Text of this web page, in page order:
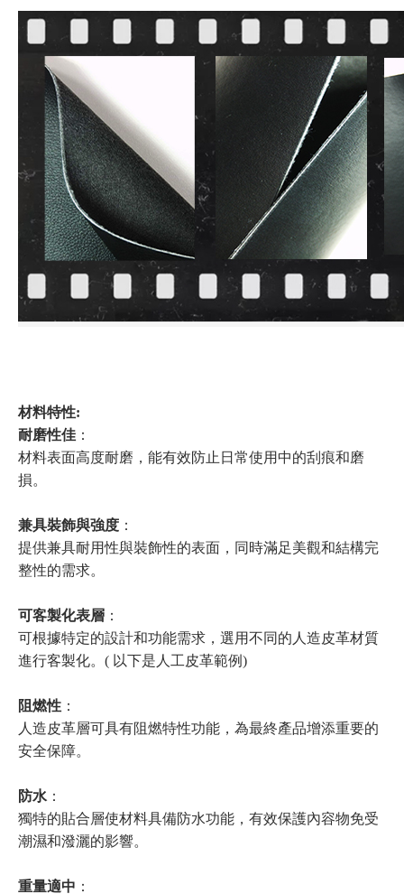
材料特性:
耐磨性佳 ：
材料表面高度耐磨，能有效防止日常使用中的刮痕和磨
損。
兼具裝飾與強度 ：
提供兼具耐用性與裝飾性的表面，同時滿足美觀和結構完
整性的需求。
可客製化表層 ：
可根據特定的設計和功能需求，選用不同的人造皮革材質
進行客製化。( 以下是人工皮革範例)
阻燃性 ：
人造皮革層可具有阻燃特性功能，為最終產品增添重要的
安全保障。
防水 ：
獨特的貼合層使材料具備防水功能，有效保護內容物免受
潮濕和潑灑的影響。
重量適中 ：